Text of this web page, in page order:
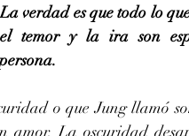
La verdad es que todo lo
temor y la ira son
o que Jung llamó
amor. La oscuridad